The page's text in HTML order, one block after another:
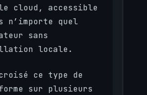
cloud, accessible
n’importe quel
sans
locale.
ce type de
sur plusieurs